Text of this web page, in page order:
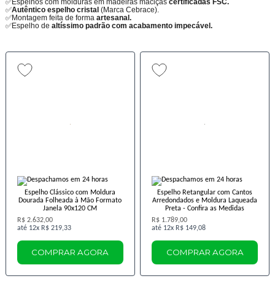
✅Autêntico espelho cristal(Marca Cebrace).
✅Montagem feita de forma artesanal.
✅Espelho de altíssimo padrão com acabamento impecável.
Espelho Clássico com Moldura
Dourada Folheada à Mão Formato
Janela 90x120 CM
R$ 2.632,00
12x R$ 219,33
COMPRAR AGORA
Espelho Retangular com Cantos
Arredondados e Moldura Laqueada
Preta - Confira as Medidas
R$ 1.789,00
12x R$ 149,08
COMPRAR AGORA